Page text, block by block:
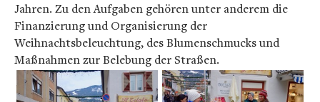
Jahren. Zu den Aufgaben gehören unter anderem die
Finanzierung und Organisierung der
Weihnachtsbeleuchtung, des Blumenschmucks und
Maßnahmen zur Belebung der Straßen.